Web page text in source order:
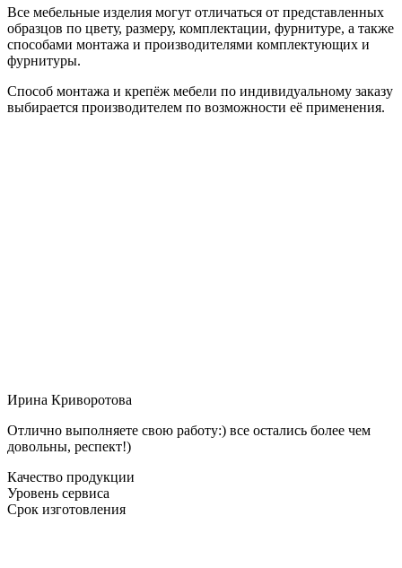
Все мебельные изделия могут отличаться от представленных
образцов по цвету, размеру, комплектации, фурнитуре, а также
способами монтажа и производителями комплектующих и
фурнитуры.
Способ монтажа и крепёж мебели по индивидуальному заказу
выбирается производителем по возможности её применения.
Ирина Криворотова
Отлично выполняете свою работу:) все остались более чем
довольны, респект!)
Качество продукции
Уровень сервиса
Срок изготовления